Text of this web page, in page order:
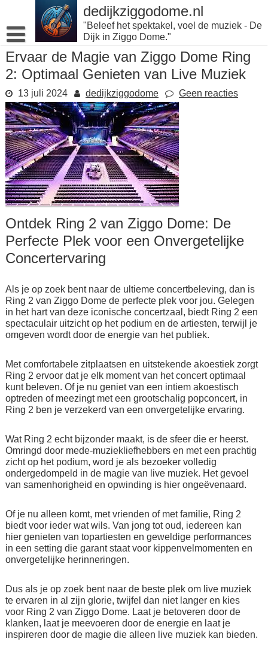
inhoud
gaan
dedijkziggodome.nl
"Beleef het spektakel, voel de muziek - De
Dijk in Ziggo Dome."
Ervaar de Magie van Ziggo Dome Ring
2: Optimaal Genieten van Live Muziek
13 juli 2024 dedijkziggodome Geen reacties
Ontdek Ring 2 van Ziggo Dome: De
Perfecte Plek voor een Onvergetelijke
Concertervaring
Als je op zoek bent naar de ultieme concertbeleving, dan is
Ring 2 van Ziggo Dome de perfecte plek voor jou. Gelegen
in het hart van deze iconische concertzaal, biedt Ring 2 een
spectaculair uitzicht op het podium en de artiesten, terwijl je
omgeven wordt door de energie van het publiek.
Met comfortabele zitplaatsen en uitstekende akoestiek zorgt
Ring 2 ervoor dat je elk moment van het concert optimaal
kunt beleven. Of je nu geniet van een intiem akoestisch
optreden of meezingt met een grootschalig popconcert, in
Ring 2 ben je verzekerd van een onvergetelijke ervaring.
Wat Ring 2 echt bijzonder maakt, is de sfeer die er heerst.
Omringd door mede-muziekliefhebbers en met een prachtig
zicht op het podium, word je als bezoeker volledig
ondergedompeld in de magie van live muziek. Het gevoel
van samenhorigheid en opwinding is hier ongeëvenaard.
Of je nu alleen komt, met vrienden of met familie, Ring 2
biedt voor ieder wat wils. Van jong tot oud, iedereen kan
hier genieten van topartiesten en geweldige performances
in een setting die garant staat voor kippenvelmomenten en
onvergetelijke herinneringen.
Dus als je op zoek bent naar de beste plek om live muziek
te ervaren in al zijn glorie, twijfel dan niet langer en kies
voor Ring 2 van Ziggo Dome. Laat je betoveren door de
klanken, laat je meevoeren door de energie en laat je
inspireren door de magie die alleen live muziek kan bieden.